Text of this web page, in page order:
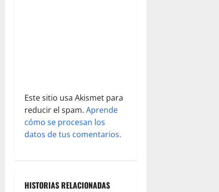
d
a
s
Este sitio usa Akismet para
reducir el spam. Aprende
cómo se procesan los
datos de tus comentarios.
HISTORIAS RELACIONADAS